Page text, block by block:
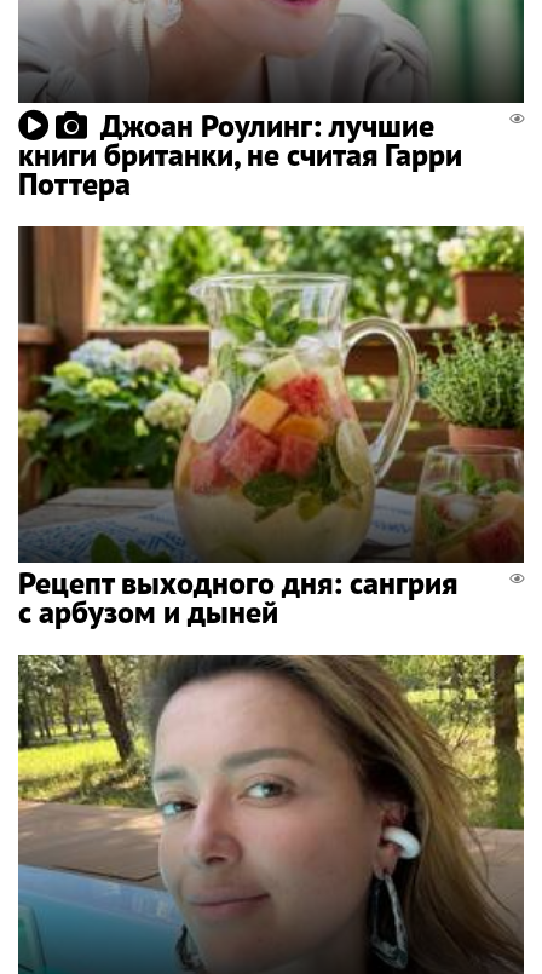
Джоан Роулинг: лучшие
книги британки, не считая Гарри
Поттера
Рецепт выходного дня: сангрия
с арбузом и дыней